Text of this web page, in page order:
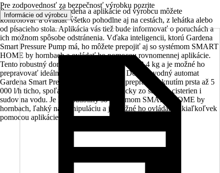
Pomocou gateway Gardena a aplikácie od výrobcu môžete
kontrolovať a ovládať všetko pohodlne aj na cestách, z lehátka alebo
od písacieho stola. Aplikácia vás tiež bude informovať o poruchách a
ich možnom spôsobe odstránenia. Vďaka inteligencii, ktorú Gardena
Smart Pressure Pump má, ho môžete prepojiť aj so systémom SMART
HOME by hornbach a ovládať ho pomocou rovnomennej aplikácie.
Tento robustný domáci vodný automat váži 13,4 kg a je možné ho
prepravovať ideálne za sklopné držadlo. Domáci vodný automat
Gardena Smart Pressure Pump 5000/5E prepraví lusknutím prsta až 5
000 l/h ticho, spoľahlivo a plne automaticky zo studne, cisterien i
sudov na vodu. Je kompatibilný so systémom SMART HOME by
hornbach, ľahký na manipuláciu a je možné ho ovládať odkiaľkoľvek
pomocou aplikácie.
Pre zodpovednosť za bezpečnosť výrobku pozrite
Informácie od výrobcu .